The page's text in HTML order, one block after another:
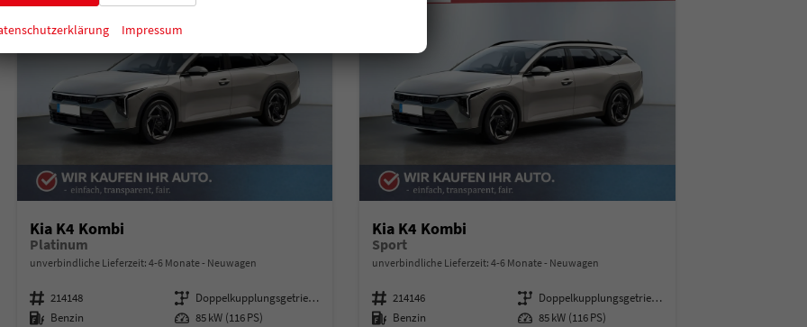
Kia K4 Kombi
Platinum
unverbindliche Lieferzeit: 4-6 Monate Neuwagen
Fahrzeugnummer 214148 Getriebe
Doppelkupplungsgetriebe (DSG)
Kraftstoff Benzin Leistung 85 kW (116 PS)
Kia K4 Kombi
Sport
unverbindliche Lieferzeit: 4-6 Monate Neuwagen
Fahrzeugnummer 214146 Getriebe
Doppelkupplungsgetriebe (DSG)
Kraftstoff Benzin Leistung 85 kW (116 PS)
Impressum